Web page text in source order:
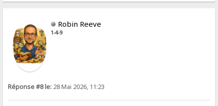
Robin Reeve
1-4-9
Réponse #8 le: 28 Mai 2026, 11:23